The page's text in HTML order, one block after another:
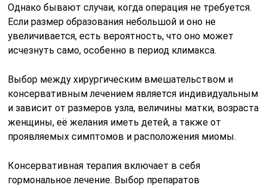
Однако бывают случаи, когда операция не требуется.
Если размер образования небольшой и оно не
увеличивается, есть вероятность, что оно может
исчезнуть само, особенно в период климакса.
Выбор между хирургическим вмешательством и
консервативным лечением является индивидуальным
и зависит от размеров узла, величины матки, возраста
женщины, её желания иметь детей, а также от
проявляемых симптомов и расположения миомы.
Консервативная терапия включает в себя
гормональное лечение. Выбор препаратов